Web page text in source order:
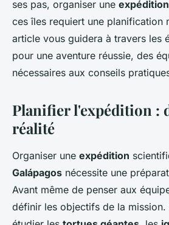
ses pas, organiser une expédition
ces îles requiert une planification
article vous guidera à travers les
pour une aventure réussie, des
nécessaires aux conseils
Planifier l'expédition :
réalité
Organiser une expédition
Galápagos nécessite une
Avant même de penser aux
définir les objectifs de la mission.